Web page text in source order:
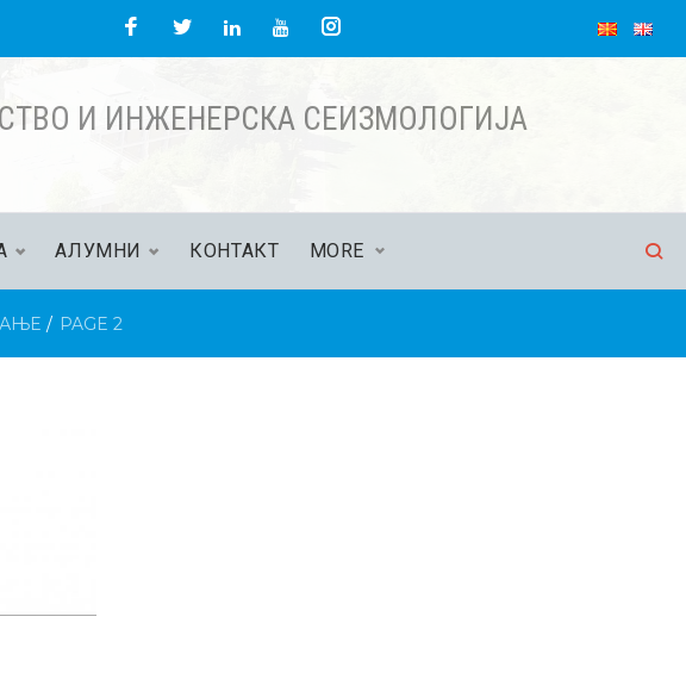
И ИНЖЕНЕРСКА СЕИЗМОЛОГИЈА
АЛУМНИ КОНТАКТ MORE
/ PAGE 2